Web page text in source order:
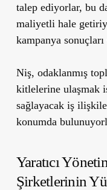
talep ediyorlar, bu
maliyetli hale
kampanya sonuçları
Niş, odaklanmış
kitlelerine ulaşmak
sağlayacak iş
konumda
Yaratıcı
Şirketlerinin